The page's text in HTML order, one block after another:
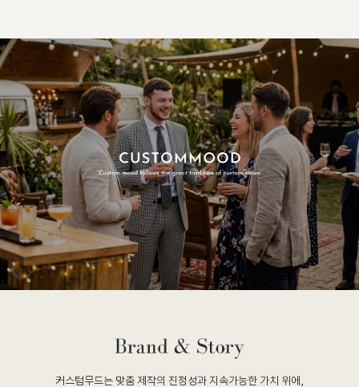
커스텀무드는 맞춤 제작의 진정성과 지속가능한 가치 위에,